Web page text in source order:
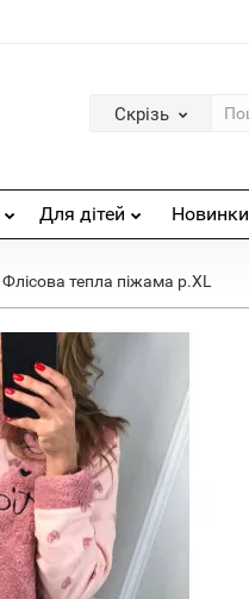
Скрізь
Для дітей Новинки
Флісова тепла піжама р.XL